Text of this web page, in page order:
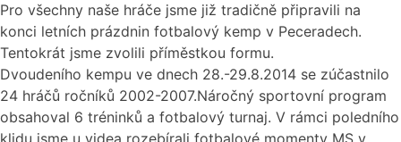
Pro všechny naše hráče jsme již tradičně připravili na
konci letních prázdnin fotbalový kemp v Peceradech.
Tentokrát jsme zvolili příměstkou formu.
Dvoudeního kempu ve dnech 28.-29.8.2014 se zúčastnilo
24 hráčů ročníků 2002-2007.Náročný sportovní program
obsahoval 6 tréninků a fotbalový turnaj. V rámci poledního